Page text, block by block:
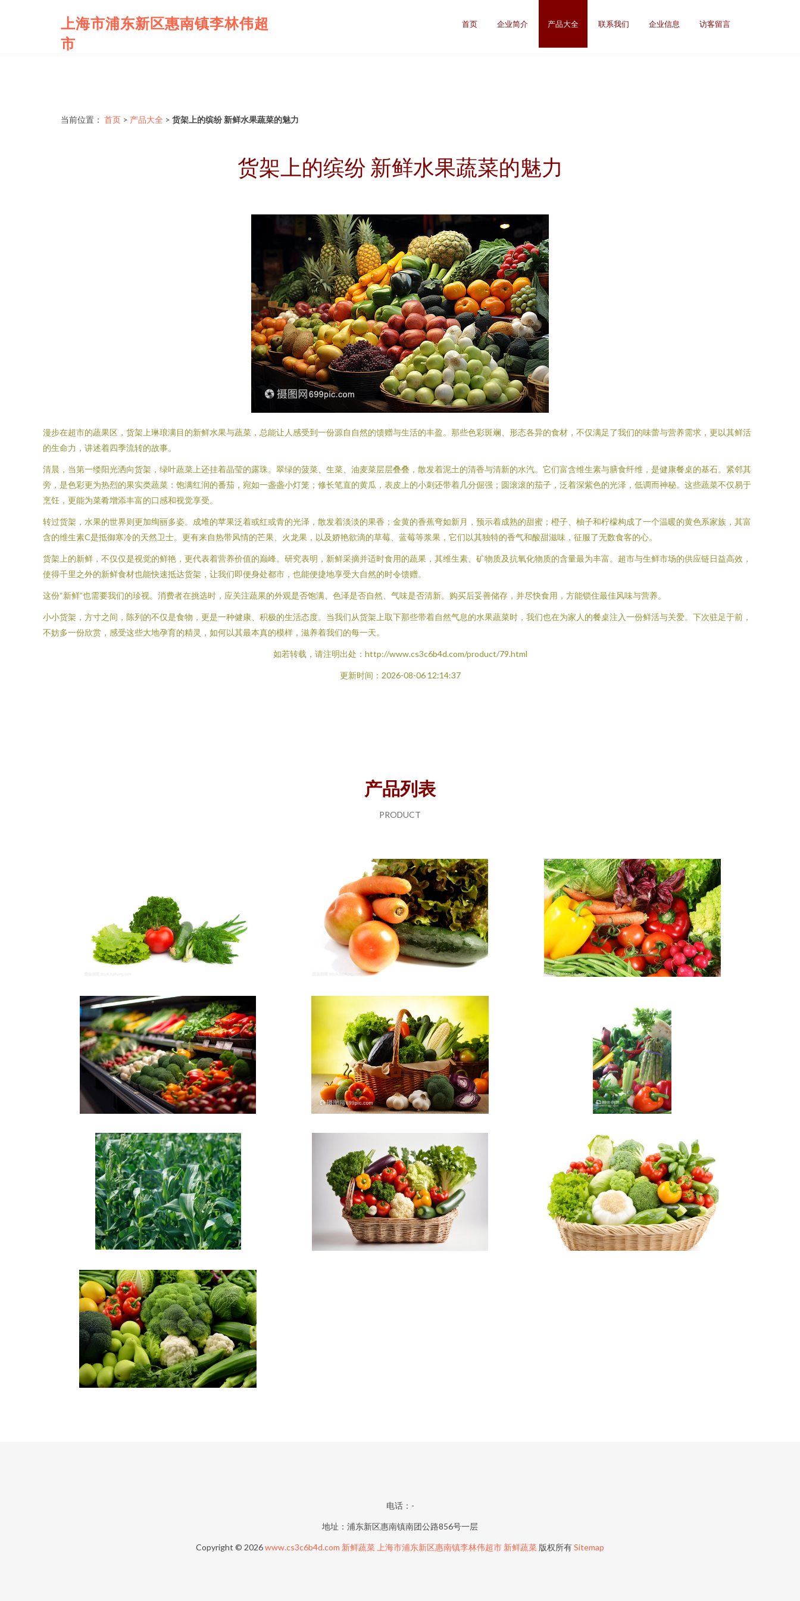
上海市浦东新区惠南镇李林伟超
市
首页 企业简介 产品大全 联系我们 企业信息 访客留言
当前位置： 首页 > 产品大全 > 货架上的缤纷 新鲜水果蔬菜的魅力
货架上的缤纷 新鲜水果蔬菜的魅力
漫步在超市的蔬果区，货架上琳琅满目的新鲜水果与蔬菜，总能让人感受到一份源自自然的馈赠与生活的丰盈。那些色彩斑斓、形态各异的食材，不仅满足了我们的味蕾与营养需求，更以其鲜活
的生命力，讲述着四季流转的故事。
清晨，当第一缕阳光洒向货架，绿叶蔬菜上还挂着晶莹的露珠。翠绿的菠菜、生菜、油麦菜层层叠叠，散发着泥土的清香与清新的水汽。它们富含维生素与膳食纤维，是健康餐桌的基石。紧邻其
旁，是色彩更为热烈的果实类蔬菜：饱满红润的番茄，宛如一盏盏小灯笼；修长笔直的黄瓜，表皮上的小刺还带着几分倔强；圆滚滚的茄子，泛着深紫色的光泽，低调而神秘。这些蔬菜不仅易于
烹饪，更能为菜肴增添丰富的口感和视觉享受。
转过货架，水果的世界则更加绚丽多姿。成堆的苹果泛着或红或青的光泽，散发着淡淡的果香；金黄的香蕉弯如新月，预示着成熟的甜蜜；橙子、柚子和柠檬构成了一个温暖的黄色系家族，其富
含的维生素C是抵御寒冷的天然卫士。更有来自热带风情的芒果、火龙果，以及娇艳欲滴的草莓、蓝莓等浆果，它们以其独特的香气和酸甜滋味，征服了无数食客的心。
货架上的新鲜，不仅仅是视觉的鲜艳，更代表着营养价值的巅峰。研究表明，新鲜采摘并适时食用的蔬果，其维生素、矿物质及抗氧化物质的含量最为丰富。超市与生鲜市场的供应链日益高效，
使得千里之外的新鲜食材也能快速抵达货架，让我们即便身处都市，也能便捷地享受大自然的时令馈赠。
这份“新鲜”也需要我们的珍视。消费者在挑选时，应关注蔬果的外观是否饱满、色泽是否自然、气味是否清新。购买后妥善储存，并尽快食用，方能锁住最佳风味与营养。
小小货架，方寸之间，陈列的不仅是食物，更是一种健康、积极的生活态度。当我们从货架上取下那些带着自然气息的水果蔬菜时，我们也在为家人的餐桌注入一份鲜活与关爱。下次驻足于前，
不妨多一份欣赏，感受这些大地孕育的精灵，如何以其最本真的模样，滋养着我们的每一天。
如若转载，请注明出处：http://www.cs3c6b4d.com/product/79.html
更新时间：2026-08-06 12:14:37
产品列表
PRODUCT
电话：-
地址：浦东新区惠南镇南团公路856号一层
Copyright © 2026www.cs3c6b4d.com 新鲜蔬菜 上海市浦东新区惠南镇李林伟超市 新鲜蔬菜 版权所有Sitemap